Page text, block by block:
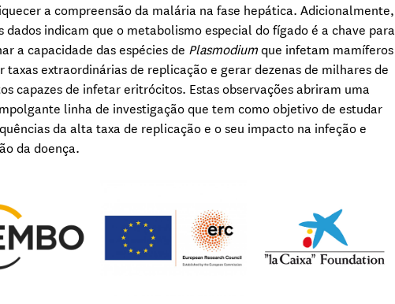
a compreensão da malária na fase hepática. Adicionalmente,
dados indicam que o metabolismo especial do fígado é a chave para
a capacidade das espécies de Plasmodiumque infetam mamíferos
taxas extraordinárias de replicação e gerar dezenas de milhares de
capazes de infetar eritrócitos. Estas observações abriram uma
linha de investigação que tem como objetivo de estudar
da alta taxa de replicação e o seu impacto na infeção e
da doença.